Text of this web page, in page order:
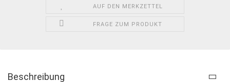
AUF DEN MERKZETTEL
FRAGE ZUM PRODUKT
Beschreibung